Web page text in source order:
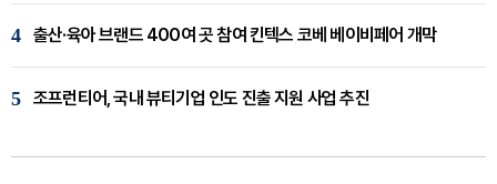
4 출산·육아 브랜드 400여 곳 참여 킨텍스 코베 베이비페어 개막
5 조프런티어, 국내 뷰티기업 인도 진출 지원 사업 추진